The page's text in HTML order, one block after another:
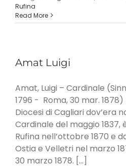
Rufina
Read More
Amat Luigi
Amat, Luigi – Cardinale
1796 - Roma, 30 mar.
Diocesi di Cagliari dov’era
Cardinale del maggio
Rufina nell’ottobre 1870 e
Ostia e Velletri nel marzo
30 marzo 1878. [...]